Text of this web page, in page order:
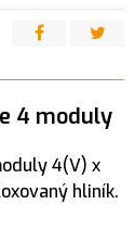
4 moduly
4(V) x
hliník.